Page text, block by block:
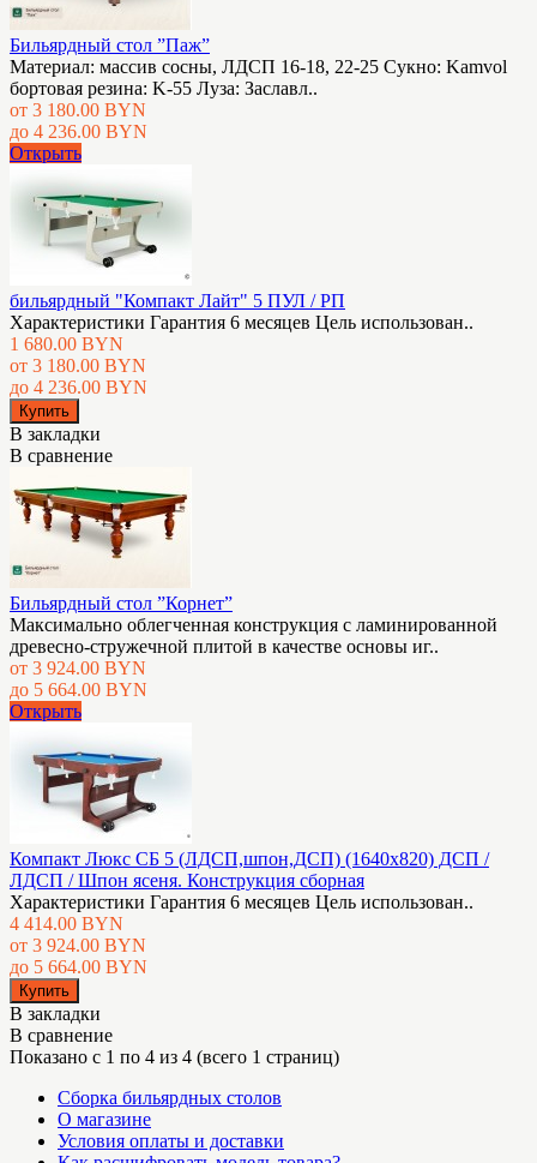
Бильярдный стол ”Паж”
Материал: массив сосны, ЛДСП 16-18, 22-25 Сукно: Kamvol
бортовая резина: K-55 Луза: Заславл..
от 3 180.00 BYN
до 4 236.00 BYN
Открыть
бильярдный "Компакт Лайт" 5 ПУЛ / РП
Характеристики Гарантия 6 месяцев Цель использован..
1 680.00 BYN
от 3 180.00 BYN
до 4 236.00 BYN
В закладки
В сравнение
Бильярдный стол ”Корнет”
Максимально облегченная конструкция с ламинированной
древесно-стружечной плитой в качестве основы иг..
от 3 924.00 BYN
до 5 664.00 BYN
Открыть
Компакт Люкс СБ 5 (ЛДСП,шпон,ДСП) (1640х820) ДСП /
ЛДСП / Шпон ясеня. Конструкция сборная
Характеристики Гарантия 6 месяцев Цель использован..
4 414.00 BYN
от 3 924.00 BYN
до 5 664.00 BYN
В закладки
В сравнение
Показано с 1 по 4 из 4 (всего 1 страниц)
Сборка бильярдных столов
О магазине
Условия оплаты и доставки